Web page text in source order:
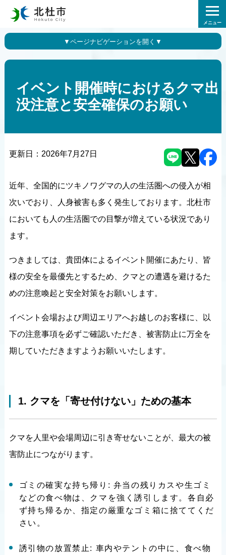
メニュー
イベント開催時におけるクマ出
没注意と安全確保のお願い
更新日： 2026年7月27日
近年、全国的にツキノワグマの人の生活圏への侵入が相
次いでおり、人身被害も多く発生しております。北杜市
においても人の生活圏での目撃が増えている状況であり
ます。
つきましては、貴団体によるイベント開催にあたり、皆
様の安全を最優先とするため、クマとの遭遇を避けるた
めの注意喚起と安全対策をお願いします。
イベント会場および周辺エリアへお越しのお客様に、以
下の注意事項を必ずご確認いただき、被害防止に万全を
期していただきますようお願いいたします。
1. クマを「寄せ付けない」ための基本
クマを人里や会場周辺に引き寄せないことが、最大の被
害防止につながります。
ゴミの確実な持ち帰り: 弁当の残りカスや生ゴミ
などの食べ物は、クマを強く誘引します。各自必
ず持ち帰るか、指定の厳重なゴミ箱に捨ててくだ
さい。
誘引物の放置禁止: 車内やテントの中に、食べ物